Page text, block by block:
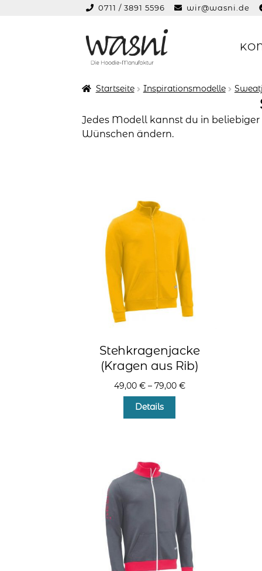
0711 / 3891 5596 wir@wasni.de
Zur
springen
Zum
springen
Startseite Inspirationsmodelle
Jedes Modell kannst du in
Wünschen ändern.
Stehkragenjacke
(Kragen aus Rib)
49,00 €– 79,00 €
Details
Die
Optionen
können
auf
der
Produktseite
gewählt
werden